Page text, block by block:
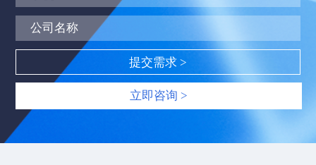
立即咨询 >